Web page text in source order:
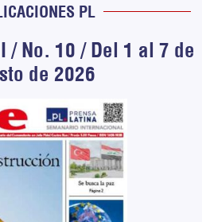
PL
/ No. 10 / Del 1 al 7 de
de 2026